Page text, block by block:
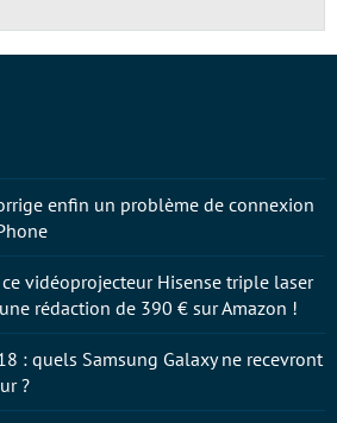
enfin un problème de connexion
vidéoprojecteur Hisense triple laser
rédaction de 390 € sur Amazon !
: quels Samsung Galaxy ne recevront
?